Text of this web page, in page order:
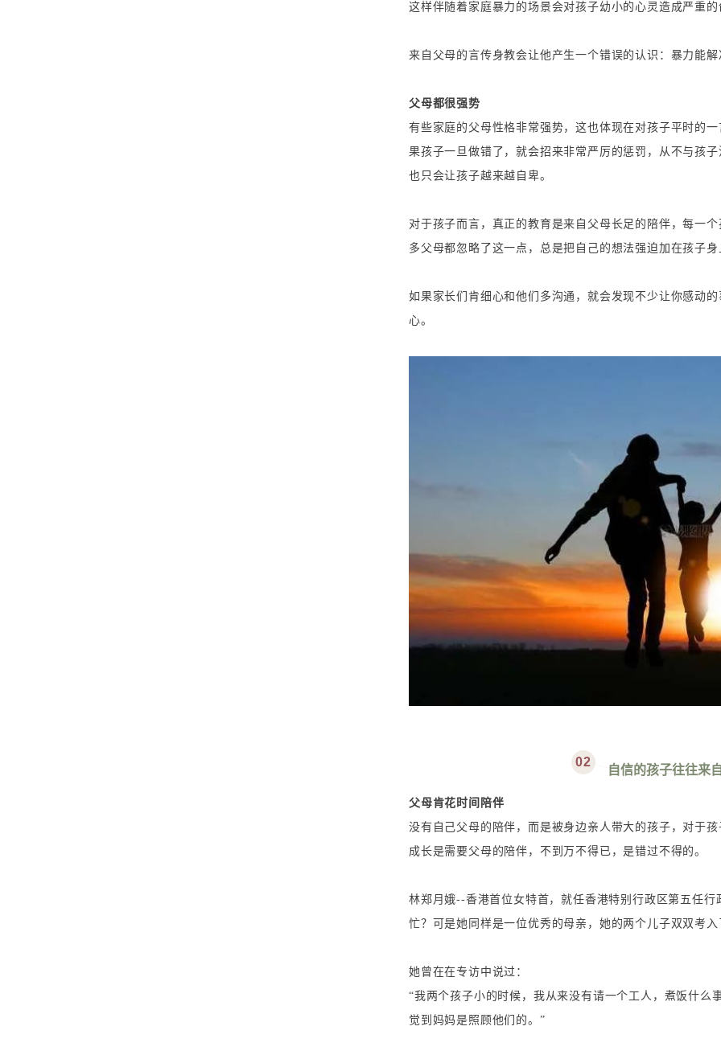
这样伴随着家庭暴力的场景会对孩子幼小的心灵造成严重
来自父母的言传身教会让他产生一个错误的认识：暴力能
父母都很强势
有些家庭的父母性格非常强势，这也体现在对孩子平时的
果孩子一旦做错了，就会招来非常严厉的惩罚，从不与孩
也只会让孩子越来越自卑。
对于孩子而言，真正的教育是来自父母长足的陪伴，每一
多父母都忽略了这一点，总是把自己的想法强迫加在孩子
如果家长们肯细心和他们多沟通，就会发现不少让你感动
心。
02
自信的孩子往往来
父母肯花时间陪伴
没有自己父母的陪伴，而是被身边亲人带大的孩子，对于
成长是需要父母的陪伴，不到万不得已，是错过不得的。
林郑月娥--香港首位女特首，就任香港特别行政区第五任
忙？可是她同样是一位优秀的母亲，她的两个儿子双双考
她曾在在专访中说过：
“我两个孩子小的时候，我从来没有请一个工人，煮饭什么
觉到妈妈是照顾他们的。”